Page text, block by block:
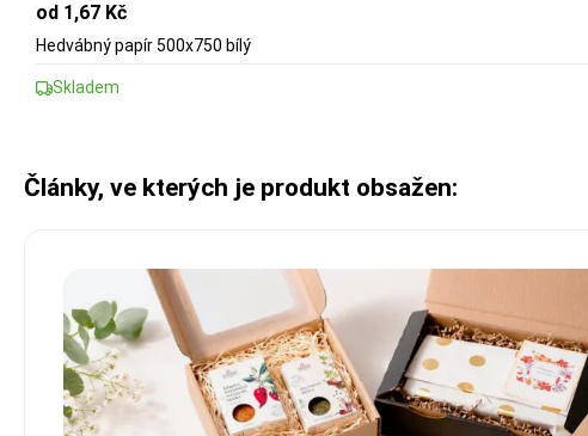
od 1,67 Kč
Hedvábný papír 500x750 bílý
Skladem
Články, ve kterých je produkt obsažen: